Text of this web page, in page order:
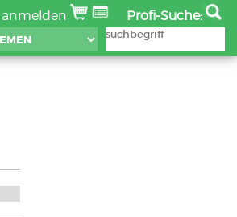
anmelden
Profi-Suche: